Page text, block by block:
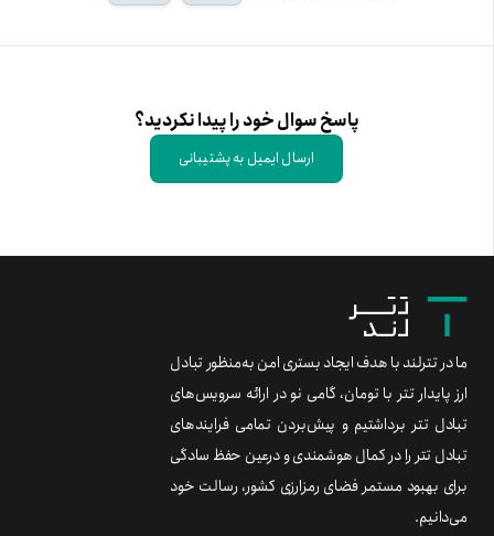
پاسخ سوال خود را پیدا نکردید؟
ارسال ایمیل به پشتیبانی
ما در تترلند با هدف ایجاد بستری امن به‌منظور تبادل
ارز پایدار تتر با تومان، گامی نو در ارائه سرویس‌های
تبادل تتر برداشتیم و پیش‌بردن تمامی فرایندهای
تبادل تتر را در کمال هوشمندی و درعین حفظ سادگی
برای بهبود مستمر فضای رمزارزی کشور، رسالت خود
می‌دانیم.